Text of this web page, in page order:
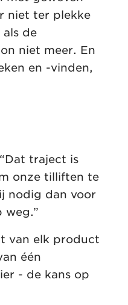
niet ter plekke
de
niet meer. En
en -vinden,
traject is
onze tilliften te
nodig dan voor
weg.”
van elk product
één
- de kans op